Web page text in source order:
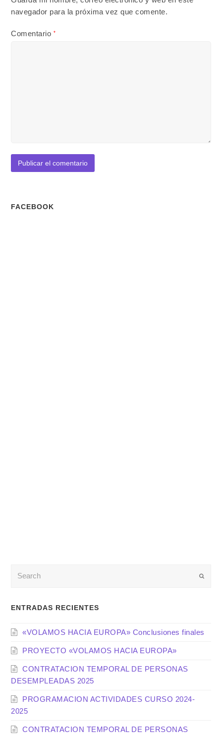
navegador para la próxima vez que comente.
Comentario *
FACEBOOK
Enviar
ENTRADAS RECIENTES
«VOLAMOS HACIA EUROPA» Conclusiones finales
PROYECTO «VOLAMOS HACIA EUROPA»
CONTRATACION TEMPORAL DE PERSONAS
DESEMPLEADAS 2025
PROGRAMACION ACTIVIDADES CURSO 2024-
2025
CONTRATACION TEMPORAL DE PERSONAS